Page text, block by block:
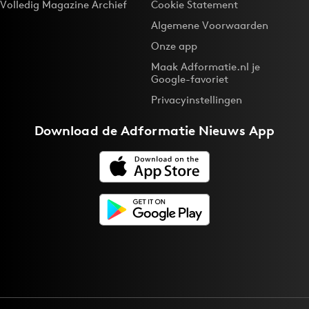
Volledig Magazine Archief
Cookie Statement
Algemene Voorwaarden
Onze app
Maak Adformatie.nl je
Google-favoriet
Privacyinstellingen
Download deAdformatie Nieuws App